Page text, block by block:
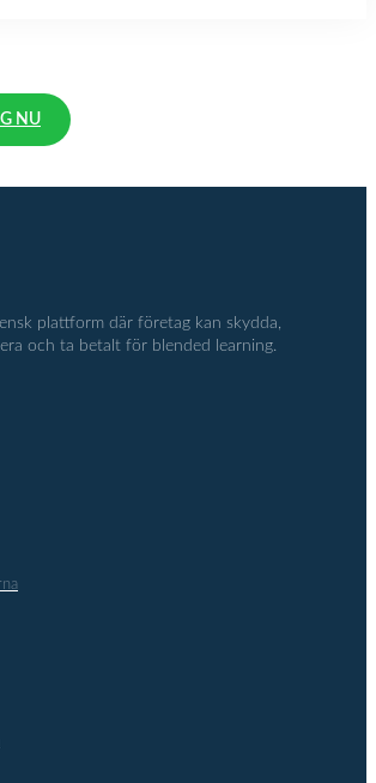
NU
plattform där företag kan skydda,
och ta betalt för blended learning.